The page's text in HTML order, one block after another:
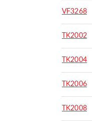
VF3268
TK2002
TK2004
TK2006
TK2008